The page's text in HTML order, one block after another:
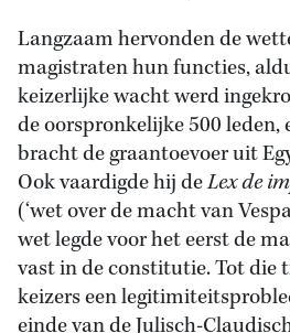
Langzaam hervonden de
magistraten hun functies,
keizerlijke wacht werd
de oorspronkelijke 500 leden,
bracht de graantoevoer uit
Ook vaardigde hij deLex de
(‘wet over de macht van
wet legde voor het eerst de
vast in de constitutie. Tot die
keizers een
einde van de Julisch-